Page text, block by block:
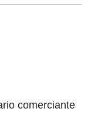
comerciante